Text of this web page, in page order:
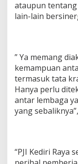
ataupun
lain-lain
” Ya memang
kemampuan
termasuk tata
Hanya perlu
antar lembaga
yang
“PJI Kediri Raya